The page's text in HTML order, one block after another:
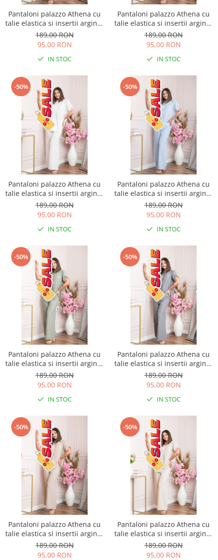
Pantaloni palazzo Athena cu
talie elastica si insertii argintii
- Roz pudrat
189,00 RON
95,00 RON
IN STOC
Pantaloni palazzo Athena cu
talie elastica si insertii argintii
- Lila
189,00 RON
95,00 RON
IN STOC
-50%
Pantaloni palazzo Athena cu
talie elastica si insertii argintii
- Alb
189,00 RON
95,00 RON
IN STOC
-50%
Pantaloni palazzo Athena cu
talie elastica si insertii argintii
- Bleu
189,00 RON
95,00 RON
IN STOC
-50%
Pantaloni palazzo Athena cu
talie elastica si insertii argintii
- Kaki
189,00 RON
95,00 RON
IN STOC
-50%
Pantaloni palazzo Athena cu
talie elastica si insertii argintii
- Gri
189,00 RON
95,00 RON
IN STOC
-50%
Pantaloni palazzo Athena cu
talie elastica si insertii argintii
- Bej
189,00 RON
95,00 RON
-50%
Pantaloni palazzo Athena cu
talie elastica si insertii argintii
- Ecru
189,00 RON
95,00 RON